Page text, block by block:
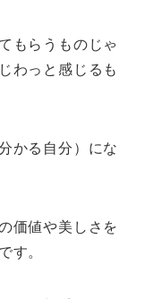
もらうものじゃ
わっと感じるも
かる自分）にな
価値や美しさを
す。